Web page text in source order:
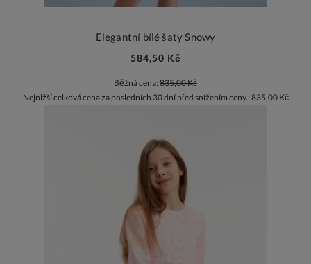
Elegantní bílé šaty Snowy
584,50 Kč
Běžná cena: 835,00 Kč
Nejnižší celková cena za posledních 30 dní před snížením ceny.:835,00 Kč